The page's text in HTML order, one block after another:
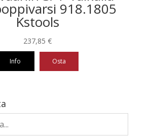
918.1805
Kstools
237,85 €
Info Osta